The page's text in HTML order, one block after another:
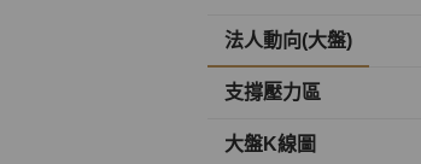
法人動向(大盤)
支撐壓力區
大盤K線圖